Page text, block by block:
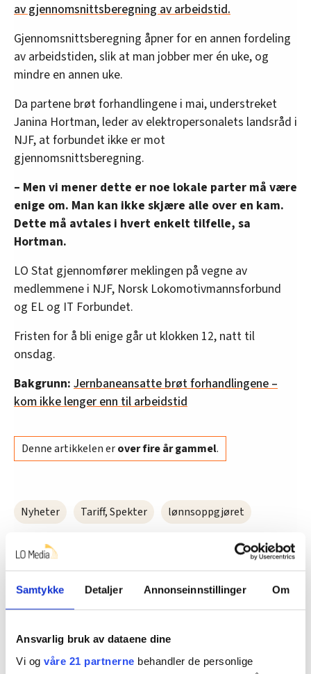
Samtykke Detaljer Annonseinnstillinger Om
Ansvarlig bruk av dataene dine
Vi og våre 21 partnerne behandler de personlige
av gjennomsnittsberegning av arbeidstid.
Gjennomsnittsberegning åpner for en annen fordeling
av arbeidstiden, slik at man jobber mer én uke, og
mindre en annen uke.
Da partene brøt forhandlingene i mai, understreket
Janina Hortman, leder av elektropersonalets landsråd i
NJF, at forbundet ikke er mot
gjennomsnittsberegning.
– Men vi mener dette er noe lokale parter må være
enige om. Man kan ikke skjære alle over en kam.
Dette må avtales i hvert enkelt tilfelle, sa
Hortman.
LO Stat gjennomfører meklingen på vegne av
medlemmene i NJF, Norsk Lokomotivmannsforbund
og EL og IT Forbundet.
Fristen for å bli enige går ut klokken 12, natt til
onsdag.
Bakgrunn: Jernbaneansatte brøt forhandlingene –
kom ikke lenger enn til arbeidstid
Denne artikkelen erover fire år gammel.
Nyheter Tariff, Spekter lønnsoppgjøret
Del artikkel
Nå:4stillingsannonser